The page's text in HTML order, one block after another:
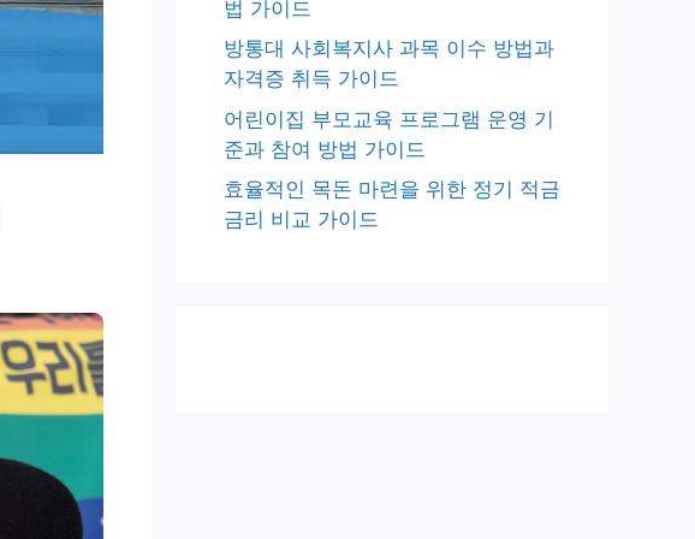
법 가이드
방통대 사회복지사 과목 이수 방법과
자격증 취득 가이드
어린이집 부모교육 프로그램 운영 기
준과 참여 방법 가이드
효율적인 목돈 마련을 위한 정기 적금
금리 비교 가이드